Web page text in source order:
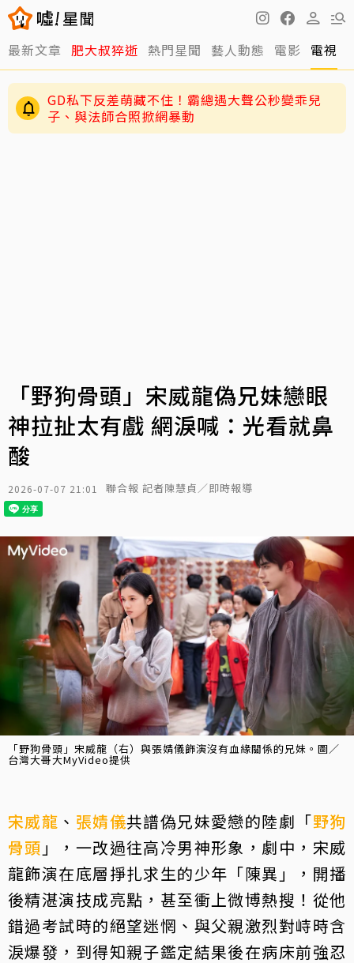
最新文章 肥大叔猝逝 熱門星聞 藝人動態 電影 電視
周渝民護女超狂！放話未來女婿千萬聘金才行
GD私下反差萌藏不住！霸總遇大聲公秒變乖兒
子、與法師合照掀網暴動
「野狗骨頭」宋威龍偽兄妹戀眼
神拉扯太有戲 網淚喊：光看就鼻
酸
2026-07-07 21:01 聯合報 記者陳慧貞／即時報導
「野狗骨頭」宋威龍（右）與張婧儀飾演沒有血緣關係的兄妹。圖／
台灣大哥大MyVideo提供
宋威龍 、 張婧儀共譜偽兄妹愛戀的陸劇「野狗
骨頭 」，一改過往高冷男神形象，劇中，宋威
龍飾演在底層掙扎求生的少年「陳異」，開播
後精湛演技成亮點，甚至衝上微博熱搜！從他
錯過考試時的絕望迷惘、與父親激烈對峙時含
淚爆發，到得知親子鑑定結果後在病床前強忍